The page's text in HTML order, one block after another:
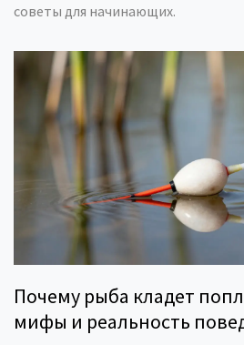
советы для начинающих.
Почему рыба кладет
мифы и реальность